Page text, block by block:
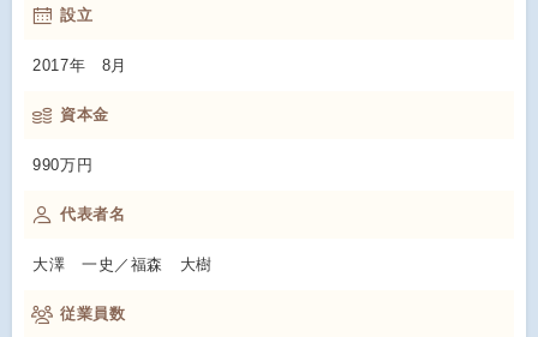
設立
2017年 8月
資本金
990万円
代表者名
大澤 一史／福森 大樹
従業員数